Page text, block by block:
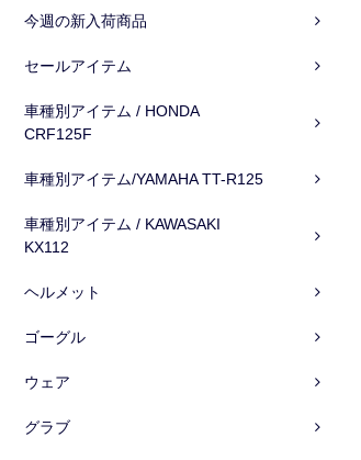
今週の新入荷商品
セールアイテム
車種別アイテム / HONDA
CRF125F
車種別アイテム/YAMAHA TT-R125
車種別アイテム / KAWASAKI
KX112
ヘルメット
ゴーグル
ウェア
グラブ